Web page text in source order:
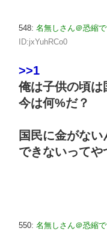
548: 名無しさん＠恐縮
ID:jxYuhRCo0
>>1
俺は子供の頃は
今は何%だ？
国民に金がな
できないってや
550: 名無しさん＠恐縮